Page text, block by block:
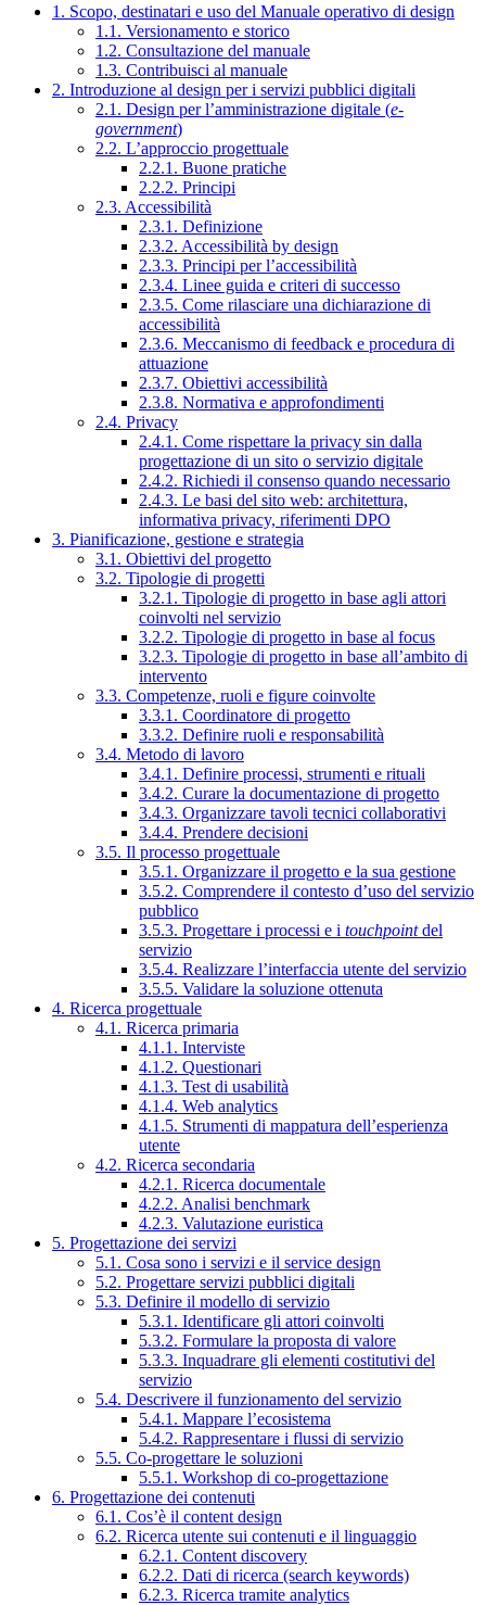
1. Scopo, destinatari e uso del Manuale operativo di design
1.1. Versionamento e storico
1.2. Consultazione del manuale
1.3. Contribuisci al manuale
2. Introduzione al design per i servizi pubblici digitali
2.1. Design per l’amministrazione digitale (e-
government)
2.2. L’approccio progettuale
2.2.1. Buone pratiche
2.2.2. Principi
2.3. Accessibilità
2.3.1. Definizione
2.3.2. Accessibilità by design
2.3.3. Principi per l’accessibilità
2.3.4. Linee guida e criteri di successo
2.3.5. Come rilasciare una dichiarazione di
accessibilità
2.3.6. Meccanismo di feedback e procedura di
attuazione
2.3.7. Obiettivi accessibilità
2.3.8. Normativa e approfondimenti
2.4. Privacy
2.4.1. Come rispettare la privacy sin dalla
progettazione di un sito o servizio digitale
2.4.2. Richiedi il consenso quando necessario
2.4.3. Le basi del sito web: architettura,
informativa privacy, riferimenti DPO
3. Pianificazione, gestione e strategia
3.1. Obiettivi del progetto
3.2. Tipologie di progetti
3.2.1. Tipologie di progetto in base agli attori
coinvolti nel servizio
3.2.2. Tipologie di progetto in base al focus
3.2.3. Tipologie di progetto in base all’ambito di
intervento
3.3. Competenze, ruoli e figure coinvolte
3.3.1. Coordinatore di progetto
3.3.2. Definire ruoli e responsabilità
3.4. Metodo di lavoro
3.4.1. Definire processi, strumenti e rituali
3.4.2. Curare la documentazione di progetto
3.4.3. Organizzare tavoli tecnici collaborativi
3.4.4. Prendere decisioni
3.5. Il processo progettuale
3.5.1. Organizzare il progetto e la sua gestione
3.5.2. Comprendere il contesto d’uso del servizio
pubblico
3.5.3. Progettare i processi e i touchpointdel
servizio
3.5.4. Realizzare l’interfaccia utente del servizio
3.5.5. Validare la soluzione ottenuta
4. Ricerca progettuale
4.1. Ricerca primaria
4.1.1. Interviste
4.1.2. Questionari
4.1.3. Test di usabilità
4.1.4. Web analytics
4.1.5. Strumenti di mappatura dell’esperienza
utente
4.2. Ricerca secondaria
4.2.1. Ricerca documentale
4.2.2. Analisi benchmark
4.2.3. Valutazione euristica
5. Progettazione dei servizi
5.1. Cosa sono i servizi e il service design
5.2. Progettare servizi pubblici digitali
5.3. Definire il modello di servizio
5.3.1. Identificare gli attori coinvolti
5.3.2. Formulare la proposta di valore
5.3.3. Inquadrare gli elementi costitutivi del
servizio
5.4. Descrivere il funzionamento del servizio
5.4.1. Mappare l’ecosistema
5.4.2. Rappresentare i flussi di servizio
5.5. Co-progettare le soluzioni
5.5.1. Workshop di co-progettazione
6. Progettazione dei contenuti
6.1. Cos’è il content design
6.2. Ricerca utente sui contenuti e il linguaggio
6.2.1. Content discovery
6.2.2. Dati di ricerca (search keywords)
6.2.3. Ricerca tramite analytics